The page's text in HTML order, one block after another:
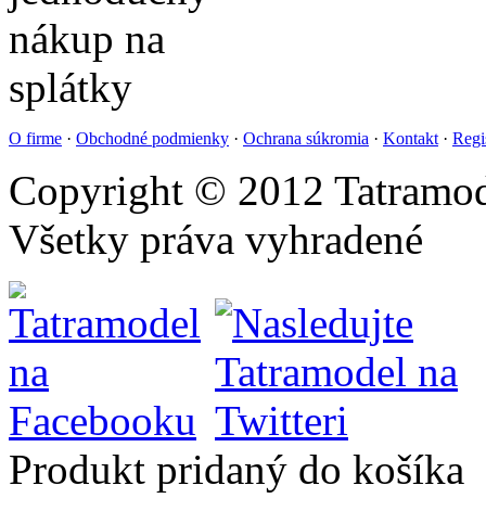
O firme · Obchodné podmienky · Ochrana súkromia · Kontakt ·
Copyright © 2012
Všetky práva vyhradené
Produkt pridaný do košíka